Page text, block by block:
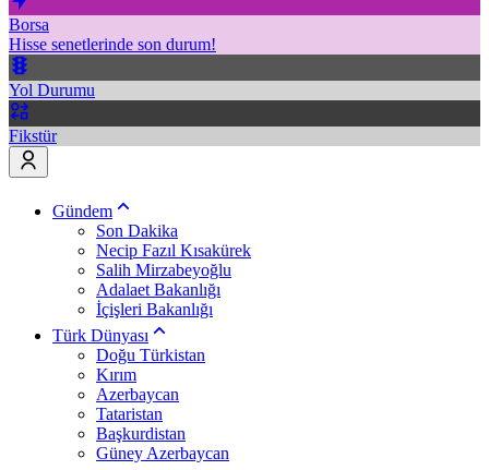
Borsa
Hisse senetlerinde son durum!
Yol Durumu
Fikstür
Gündem
Son Dakika
Necip Fazıl Kısakürek
Salih Mirzabeyoğlu
Adalaet Bakanlığı
İçişleri Bakanlığı
Türk Dünyası
Doğu Türkistan
Kırım
Azerbaycan
Tataristan
Başkurdistan
Güney Azerbaycan